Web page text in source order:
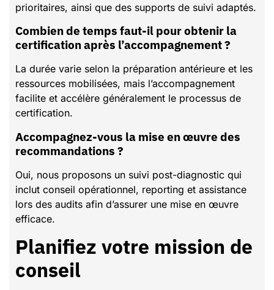
prioritaires, ainsi que des supports de suivi adaptés.
Combien de temps faut-il pour obtenir la
certification après l’accompagnement ?
La durée varie selon la préparation antérieure et les
ressources mobilisées, mais l’accompagnement
facilite et accélère généralement le processus de
certification.
Accompagnez-vous la mise en œuvre des
recommandations ?
Oui, nous proposons un suivi post-diagnostic qui
inclut conseil opérationnel, reporting et assistance
lors des audits afin d’assurer une mise en œuvre
efficace.
Planifiez votre mission de
conseil